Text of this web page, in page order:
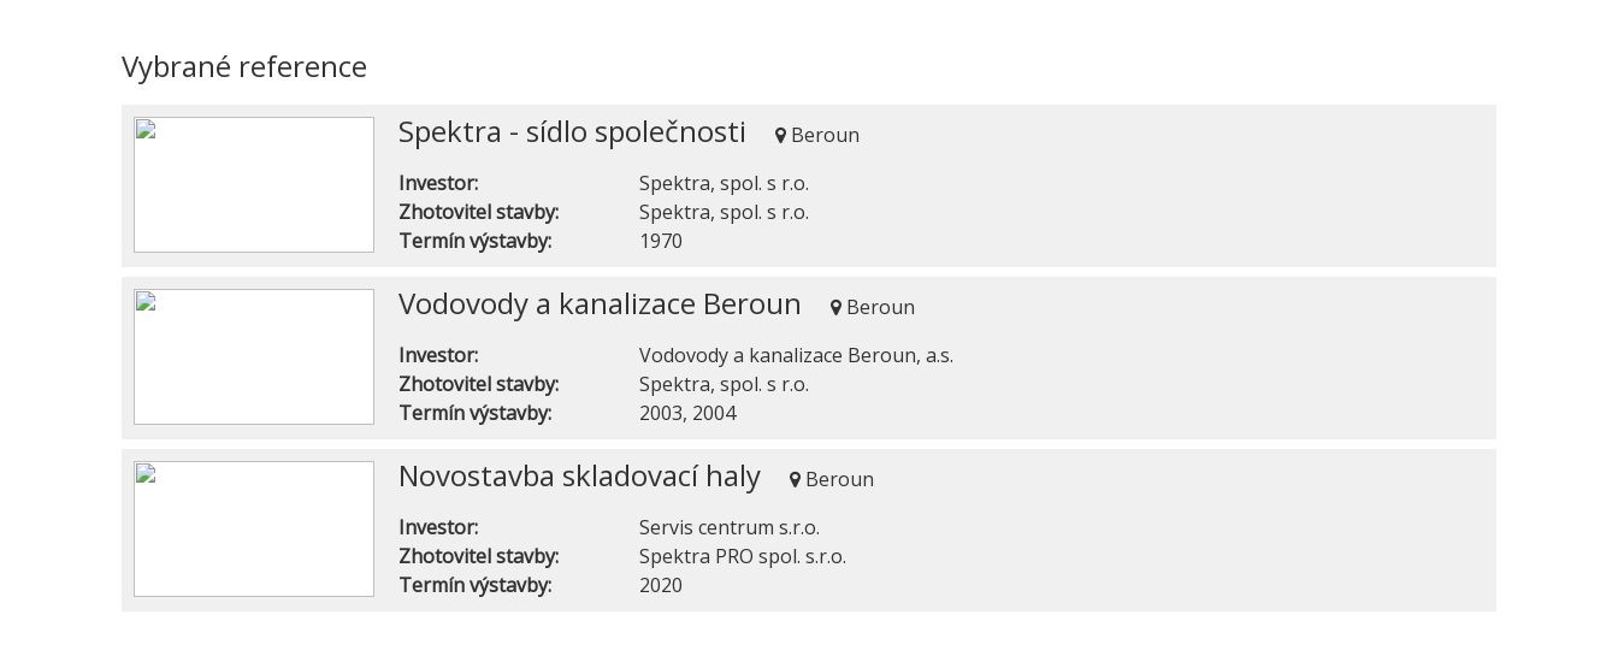
Vybrané reference
Spektra - sídlo společnosti
Beroun
Investor:
Spektra, spol. s r.o.
Zhotovitel stavby:
Spektra, spol. s r.o.
Termín výstavby:
1970
Vodovody a kanalizace Beroun
Beroun
Investor:
Vodovody a kanalizace Beroun, a.s.
Zhotovitel stavby:
Spektra, spol. s r.o.
Termín výstavby:
2003, 2004
Novostavba skladovací haly
Beroun
Investor:
Servis centrum s.r.o.
Zhotovitel stavby:
Spektra PRO spol. s.r.o.
Termín výstavby:
2020